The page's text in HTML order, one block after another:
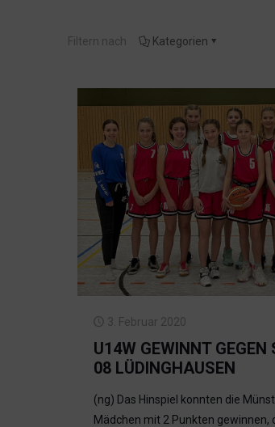
Filtern nach Kategorien
3. Februar 2020
U14W GEWINNT GEGEN
08 LÜDINGHAUSEN
(ng) Das Hinspiel konnten die
Mädchen mit 2 Punkten gewinnen,